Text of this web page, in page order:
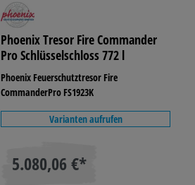
Phoenix Tresor Fire Commander
Pro Schlüsselschloss 772 l
Phoenix Feuerschutztresor Fire
CommanderPro FS1923K
Varianten aufrufen
5.080,06 €*